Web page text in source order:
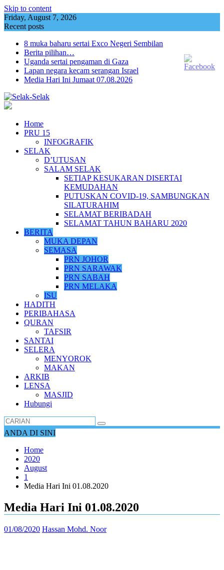
Skip to content
Friday, August 7, 2026
Recent posts
8 muka baharu sertai Exco Negeri Sembilan
Berita pilihan…
Uganda sertai pengaman di Gaza
Lapan negara kecam serangan Israel
Media Hari Ini Jumaat 07.08.2026
Home
PRU 15
INFOGRAFIK
SELAK
D’UTUSAN
SALAM SELAK
SETIAP KESUKARAN DISERTAI
KEMUDAHAN
PUTUSKAN COVID-19, SAMBUNGKAN
SILATURAHIM
SELAMAT BERIBADAH
SELAMAT TAHUN BAHARU 2020
BERITA
MUKA DEPAN
SEMASA
PRN JOHOR
PRN SARAWAK
PRN SABAH
PRN MELAKA
ISU
HADITH
PERIBAHASA
QURAN
TAFSIR
SANTAI
SELERA
MENYOROK
MAKAN
ARKIB
LENSA
MASJID
Hubungi
ANDA DI SINI
Home
2020
August
1
Media Hari Ini 01.08.2020
Media Hari Ini 01.08.2020
01/08/2020 Hassan Mohd. Noor